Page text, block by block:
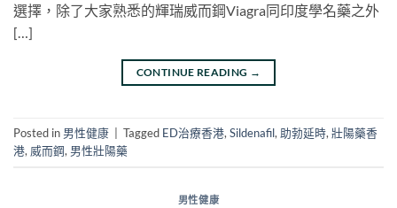
選擇，除了大家熟悉的輝瑞威而鋼Viagra同印度學名藥之外
[…]
CONTINUE READING →
Posted in 男性健康 Tagged ED治療香港,Sildenafil,助勃延時,壯陽藥香
港, 威而鋼, 男性壯陽藥
男性健康